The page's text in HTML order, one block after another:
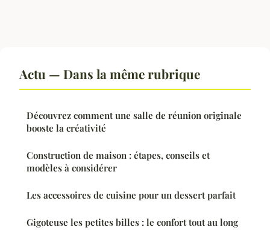
Actu — Dans la même rubrique
Découvrez comment une salle de réunion originale
booste la créativité
Construction de maison : étapes, conseils et
modèles à considérer
Les accessoires de cuisine pour un dessert parfait
Gigoteuse les petites billes : le confort tout au long